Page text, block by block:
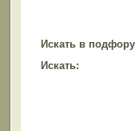
Искать в
Искать: